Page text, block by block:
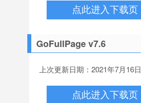
点此进入下载页
GoFullPage v7.6
上次更新日期：2021年7月16日
点此进入下载页